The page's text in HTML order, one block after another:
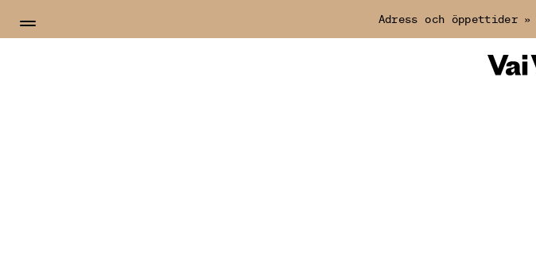
Adress och öppettider »